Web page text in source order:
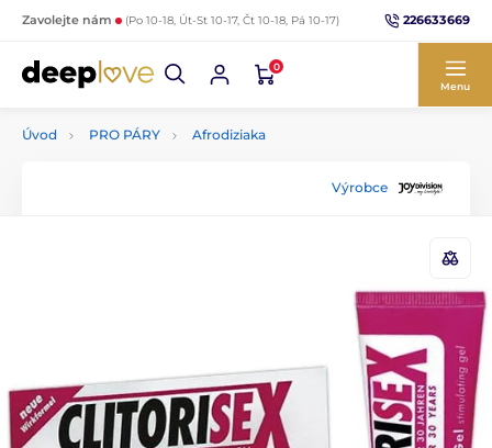
Zavolejte nám (Po 10-18, Út-St 10-17, Čt 10-18, Pá 10-17) 226633669
0
Menu
Úvod PRO PÁRY Afrodiziaka
Výrobce